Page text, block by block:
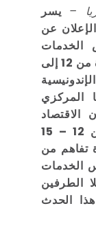
يسر
عن
الخدمات
المالية الإسلامية ستنعقد في الفترة من 12 إلى
الإندونيسية
المركزي
الاقتصاد
الإسلامي بإندونيسيا في الفترة من 12 – 15
تفاهم من
الخدمات
الطرفين
الحدث